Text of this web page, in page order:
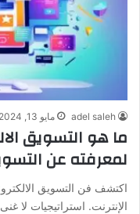
adel saleh مايو 13, 2024
ما هو التسويق
لمعرفته عن
اكتشف فن التسويق
الإنترنت. استراتيجيات لا